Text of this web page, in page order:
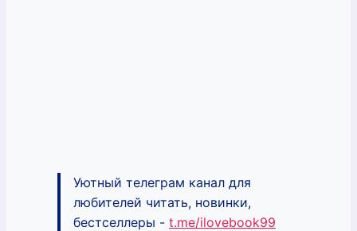
Уютный телеграм канал для
любителей читать, новинки,
бестселлеры - t.me/ilovebook99